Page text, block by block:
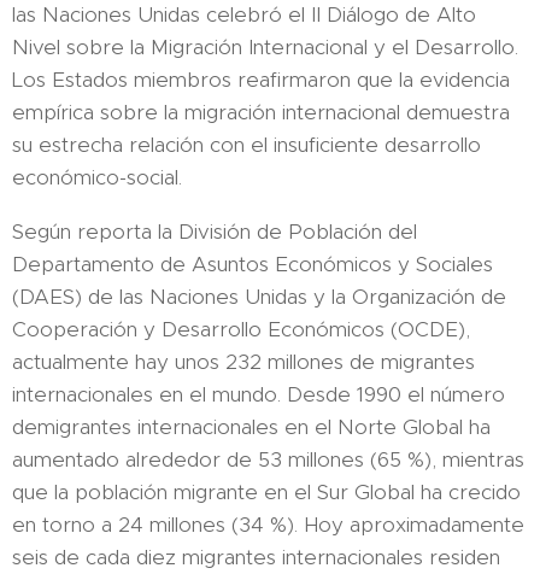
las Naciones Unidas celebró el II Diálogo de Alto
Nivel sobre la Migración Internacional y el Desarrollo.
Los Estados miembros reafirmaron que la evidencia
empírica sobre la migración internacional demuestra
su estrecha relación con el insuficiente desarrollo
económico-social.
Según reporta la División de Población del
Departamento de Asuntos Económicos y Sociales
(DAES) de las Naciones Unidas y la Organización de
Cooperación y Desarrollo Económicos (OCDE),
actualmente hay unos 232 millones de migrantes
internacionales en el mundo. Desde 1990 el número
demigrantes internacionales en el Norte Global ha
aumentado alrededor de 53 millones (65 %), mientras
que la población migrante en el Sur Global ha crecido
en torno a 24 millones (34 %). Hoy aproximadamente
seis de cada diez migrantes internacionales residen